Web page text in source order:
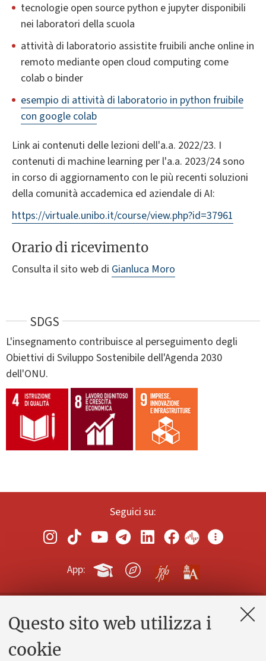
Questo sito web utilizza i
cookie
tecnologie open source python e jupyter disponibili
nei laboratori della scuola
attività di laboratorio assistite fruibili anche online in
remoto mediante open cloud computing come
colab o binder
esempio di attività di laboratorio in python fruibile
con google colab
Link ai contenuti delle lezioni dell'a.a. 2022/23. I
contenuti di machine learning per l'a.a. 2023/24 sono
in corso di aggiornamento con le più recenti soluzioni
della comunità accademica ed aziendale di AI:
https://virtuale.unibo.it/course/view.php?id=37961
Orario di ricevimento
Consulta il sito web di Gianluca Moro
SDGS
L'insegnamento contribuisce al perseguimento degli
Obiettivi di Sviluppo Sostenibile dell'Agenda 2030
dell'ONU.
Seguici su:
App:
Contatti e PEC